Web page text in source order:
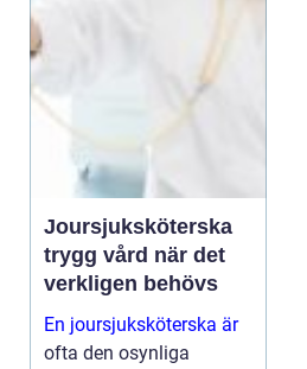
Joursjuksköterska
trygg vård när det
verkligen behövs
En joursjuksköterska är
ofta den osynliga